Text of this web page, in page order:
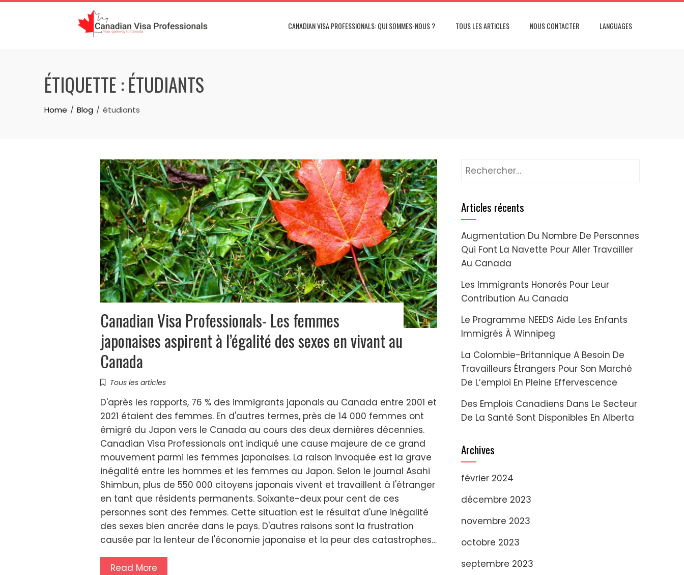
Skip
CANADIAN VISA PROFESSIONALS: QUI SOMMES-NOUS ? TOUS LES ARTICLES NOUS CONTACTER LANGUAGES
ÉTIQUETTE : ÉTUDIANTS
Home Blog étudiants
Canadian Visa Professionals- Les femmes
japonaises aspirent à l’égalité des sexes en vivant au
Canada
Tous les articles
D'après les rapports, 76 % des immigrants japonais au Canada entre 2001 et
2021 étaient des femmes. En d'autres termes, près de 14 000 femmes ont
émigré du Japon vers le Canada au cours des deux dernières décennies.
Canadian Visa Professionals ont indiqué une cause majeure de ce grand
mouvement parmi les femmes japonaises. La raison invoquée est la grave
inégalité entre les hommes et les femmes au Japon. Selon le journal Asahi
Shimbun, plus de 550 000 citoyens japonais vivent et travaillent à l'étranger
en tant que résidents permanents. Soixante-deux pour cent de ces
personnes sont des femmes. Cette situation est le résultat d'une inégalité
des sexes bien ancrée dans le pays. D'autres raisons sont la frustration
causée par la lenteur de l'économie japonaise et la peur des catastrophes…
Read More
Rechercher :
Articles récents
Augmentation Du Nombre De Personnes
Qui Font La Navette Pour Aller Travailler
Au Canada
Les Immigrants Honorés Pour Leur
Contribution Au Canada
Le Programme NEEDS Aide Les Enfants
Immigrés À Winnipeg
La Colombie-Britannique A Besoin De
Travailleurs Étrangers Pour Son Marché
De L’emploi En Pleine Effervescence
Des Emplois Canadiens Dans Le Secteur
De La Santé Sont Disponibles En Alberta
Archives
février 2024
décembre 2023
novembre 2023
octobre 2023
septembre 2023